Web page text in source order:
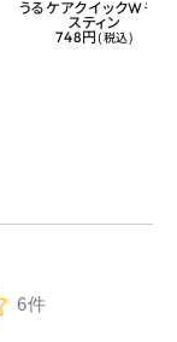
うるケアクイックWモイ
スティン
748円 (税込)
6件